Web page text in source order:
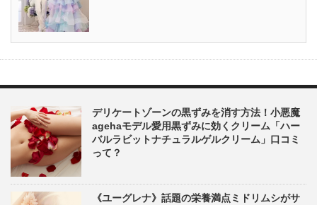
デリケートゾーンの黒ずみを消す方法！小悪魔
agehaモデル愛用黒ずみに効くクリーム「ハー
バルラビットナチュラルゲルクリーム」口コミ
って？
《ユーグレナ》話題の栄養満点ミドリムシがサ